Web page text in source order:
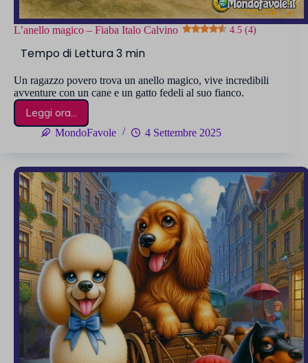
L’anello magico – Fiaba Italo Calvino 4.5 (4)
Un ragazzo povero trova un anello magico, vive incredibili
avventure con un cane e un gatto fedeli al suo fianco.
Leggi ora...
L’anello
magico
Italo
Calvino
4.5 (4)
MondoFavole 4 Settembre 2025